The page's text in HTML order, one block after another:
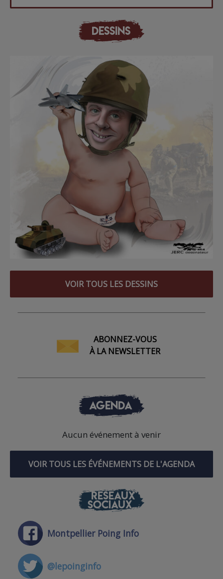
DESSINS
VOIR TOUS LES DESSINS
ABONNEZ-VOUS
À LA NEWSLETTER
AGENDA
Aucun événement à venir
VOIR TOUS LES ÉVÉNEMENTS DE L'AGENDA
RÉSEAUX
SOCIAUX
Montpellier Poing Info
@lepoinginfo